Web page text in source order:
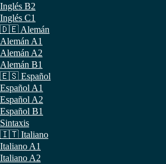
Inglés B2
Inglés C1
🇩🇪 Alemán
Alemán A1
Alemán A2
Alemán B1
🇪🇸 Español
Español A1
Español A2
Español B1
Sintaxis
🇮🇹 Italiano
Italiano A1
Italiano A2